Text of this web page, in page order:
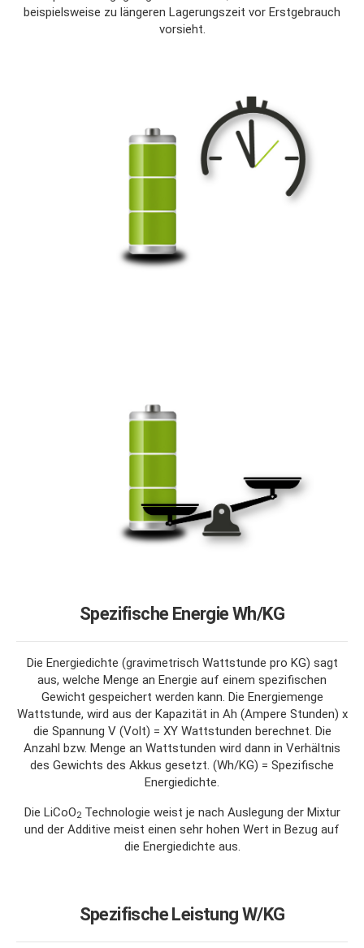
beispielsweise zu längeren Lagerungszeit vor Erstgebrauch
vorsieht.
Spezifische Energie Wh/KG
Die Energiedichte (gravimetrisch Wattstunde pro KG) sagt
aus, welche Menge an Energie auf einem spezifischen
Gewicht gespeichert werden kann. Die Energiemenge
Wattstunde, wird aus der Kapazität in Ah (Ampere Stunden) x
die Spannung V (Volt) = XY Wattstunden berechnet. Die
Anzahl bzw. Menge an Wattstunden wird dann in Verhältnis
des Gewichts des Akkus gesetzt. (Wh/KG) = Spezifische
Energiedichte.
Die LiCoO2Technologie weist je nach Auslegung der Mixtur
und der Additive meist einen sehr hohen Wert in Bezug auf
die Energiedichte aus.
Spezifische Leistung W/KG